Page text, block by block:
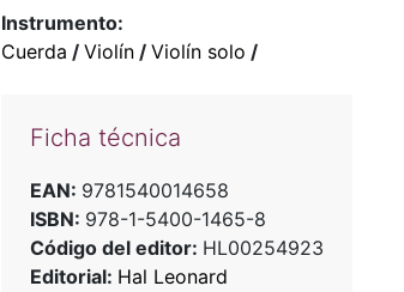
Instrumento:
Cuerda / Violín/ Violín solo /
Ficha técnica
EAN: 9781540014658
ISBN: 978-1-5400-1465-8
Código del editor: HL00254923
Editorial: Hal Leonard